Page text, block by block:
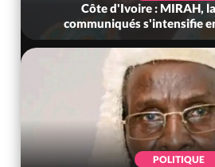
Côte d'Ivoire : MIRAH,
communiqués s'intensifie
POLITIQUE